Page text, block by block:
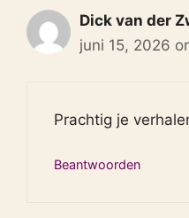
Dick van der
juni 15, 2026
Prachtig je
Beantwoorden